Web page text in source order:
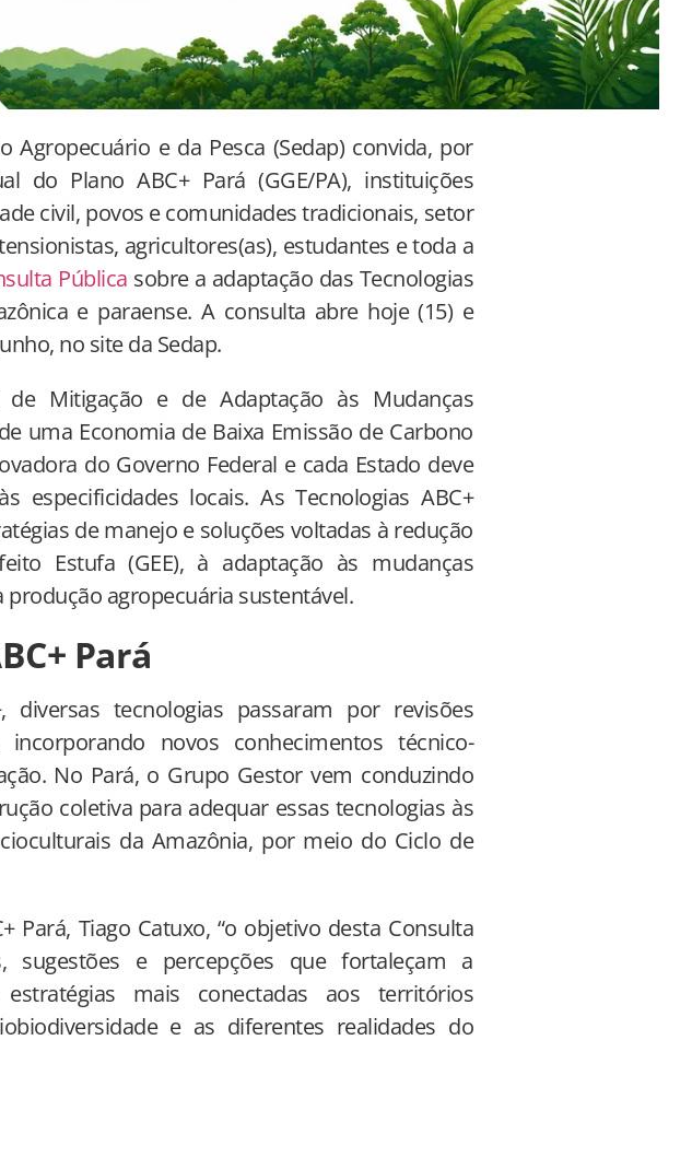
Agropecuário e da Pesca (Sedap) convida, por
do Plano ABC+ Pará (GGE/PA), instituições
civil, povos e comunidades tradicionais, setor
agricultores(as), estudantes e toda a
Pública sobre a adaptação das Tecnologias
e paraense. A consulta abre hoje (15) e
no site da Sedap.
de Mitigação e de Adaptação às Mudanças
uma Economia de Baixa Emissão de Carbono
do Governo Federal e cada Estado deve
especificidades locais. As Tecnologias ABC+
de manejo e soluções voltadas à redução
Estufa (GEE), à adaptação às mudanças
agropecuária sustentável.
Pará
tecnologias passaram por revisões
novos conhecimentos técnico-
No Pará, o Grupo Gestor vem conduzindo
coletiva para adequar essas tecnologias às
da Amazônia, por meio do Ciclo de
Pará, Tiago Catuxo, “o objetivo desta Consulta
sugestões e percepções que fortaleçam a
mais conectadas aos territórios
e as diferentes realidades do